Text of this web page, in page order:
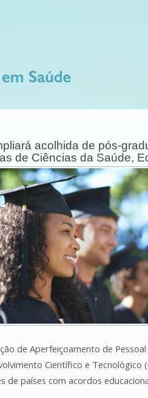
acolhida de pós-
de Ciências da Saúde,
de Aperfeiçoamento de
Científico e
de países com acordos